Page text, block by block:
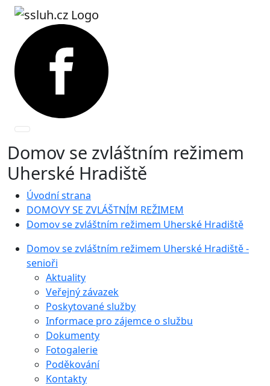
Domov se zvláštním režimem
Uherské Hradiště
Úvodní strana
DOMOVY SE ZVLÁŠTNÍM REŽIMEM
Domov se zvláštním režimem Uherské Hradiště
Domov se zvláštním režimem Uherské Hradiště -
senioři
Aktuality
Veřejný závazek
Poskytované služby
Informace pro zájemce o službu
Dokumenty
Fotogalerie
Poděkování
Kontakty